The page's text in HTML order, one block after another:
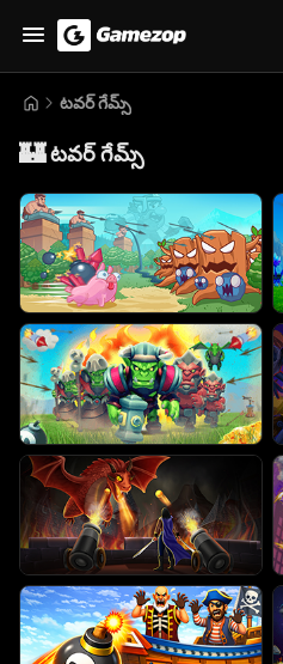
టవర్ గేమ్స్
🏰టవర్ గేమ్స్